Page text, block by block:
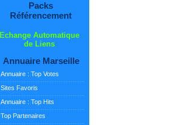
Packs
Référencement
Echange Automatique
de Liens
Annuaire Marseille
Annuaire : Top Votes
Sites Favoris
Annuaire : Top Hits
Top Partenaires